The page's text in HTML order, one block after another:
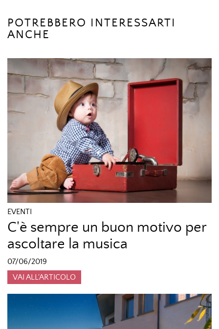
POTREBBERO INTERESSARTI
ANCHE
EVENTI
C'è sempre un buon motivo per
ascoltare la musica
07/06/2019
VAI ALL'ARTICOLO